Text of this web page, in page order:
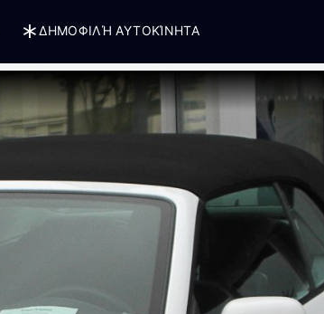
ΔΗΜΟΦΙΛΉ ΑΥΤΟΚΊΝΗΤΑ